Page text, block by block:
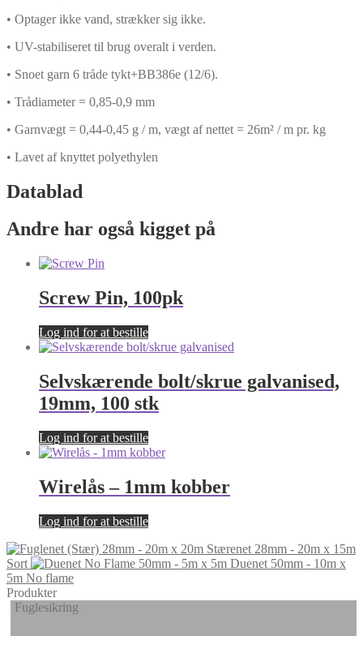
• Optager ikke vand, strækker sig ikke.
• UV-stabiliseret til brug overalt i verden.
• Snoet garn 6 tråde tykt+BB386e (12/6).
• Trådiameter = 0,85-0,9 mm
• Garnvægt = 0,44-0,45 g / m, vægt af nettet = 26m² / m pr. kg
• Lavet af knyttet polyethylen
Datablad
Andre har også kigget på
Screw Pin, 100pk
Log ind for at bestille
Selvskærende bolt/skrue galvanised,
19mm, 100 stk
Log ind for at bestille
Wirelås – 1mm kobber
Log ind for at bestille
Stærenet 28mm - 20m x 15m
Sort
Duenet 50mm - 10m x
5m No flame
Produkter
Fuglesikring